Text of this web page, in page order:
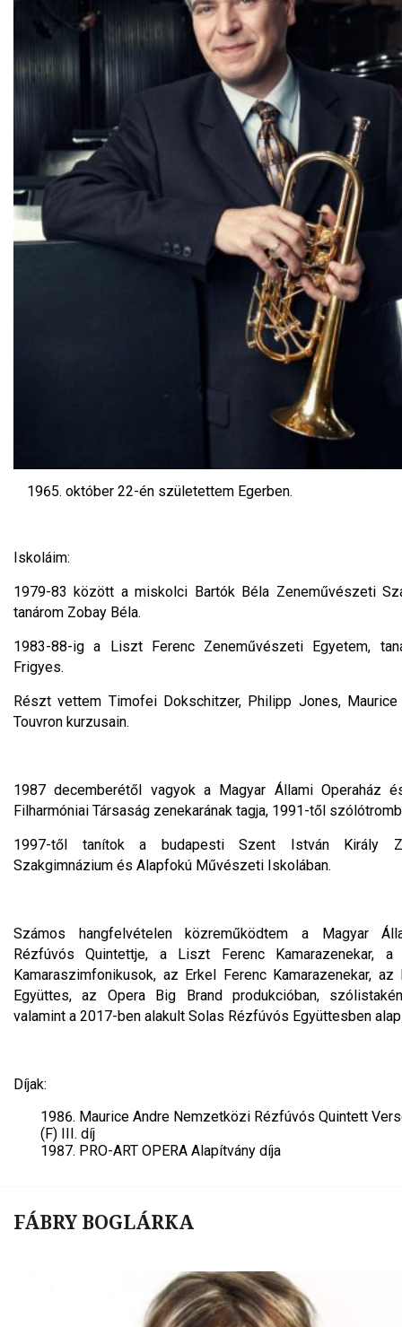
október 22-én születettem Egerben.
Iskoláim:
1979-83 között a miskolci Bartók Béla Zeneművészeti
tanárom Zobay Béla.
1983-88-ig a Liszt Ferenc Zeneművészeti Egyetem,
Frigyes.
Részt vettem Timofei Dokschitzer, Philipp Jones,
Touvron kurzusain.
1987 decemberétől vagyok a Magyar Állami Operaház
Filharmóniai Társaság zenekarának tagja, 1991-től
1997-től tanítok a budapesti Szent István Király
Szakgimnázium és Alapfokú Művészeti Iskolában.
Számos hangfelvételen közreműködtem a Magyar
Rézfúvós Quintettje, a Liszt Ferenc Kamarazenekar, a
Kamaraszimfonikusok, az Erkel Ferenc Kamarazenekar, az
Együttes, az Opera Big Brand produkcióban,
valamint a 2017-ben alakult Solas Rézfúvós Együttesben
Díjak:
Maurice Andre Nemzetközi Rézfúvós Quintett
(F) III. díj
PRO-ART OPERA Alapítvány díja
FÁBRY BOGLÁRKA